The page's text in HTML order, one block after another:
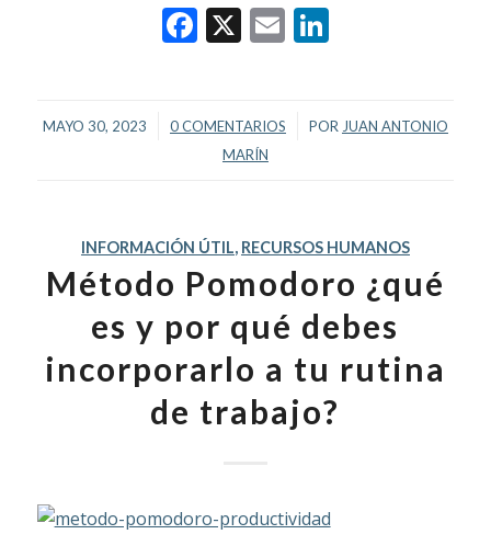
Facebook
X EmailLinkedIn
MAYO 30, 2023
/ 0 COMENTARIOS
/ POR JUAN ANTONIO
MARÍN
INFORMACIÓN ÚTIL, RECURSOS HUMANOS
Método Pomodoro ¿qué
es y por qué debes
incorporarlo a tu rutina
de trabajo?